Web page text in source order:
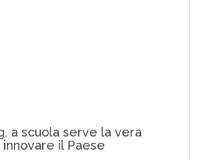
a scuola serve la vera
il Paese